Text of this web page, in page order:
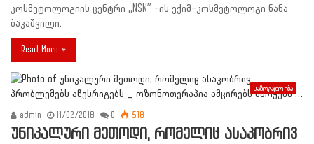
კოსმეტოლოგიის ცენტრი ,,NSN” -ის ექიმ-კოსმეტოლოგი ნანა
ბაკაშვილი.
Read More »
საზოგადოება
admin 11/02/2018 0 518
უნიკალური მეთოდი, რომელიც ასაკობრივ